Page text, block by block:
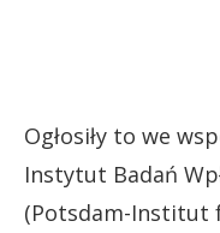
Ogłosiły to we
Instytut Badań
(Potsdam-Institut